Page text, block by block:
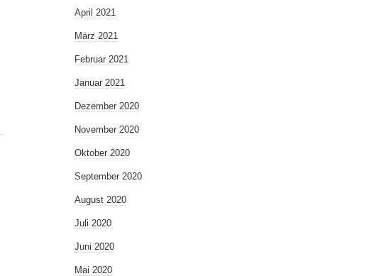
April 2021
März 2021
Februar 2021
Januar 2021
Dezember 2020
November 2020
Oktober 2020
September 2020
August 2020
Juli 2020
Juni 2020
Mai 2020